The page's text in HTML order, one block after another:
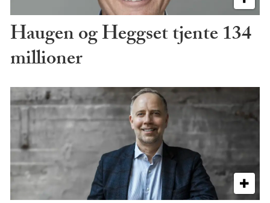
Haugen og Heggset tjente 134
millioner